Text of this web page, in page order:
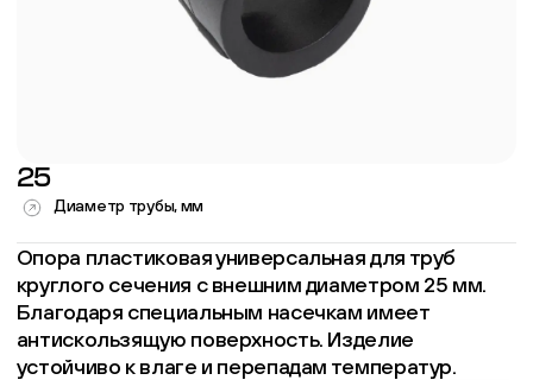
25
Диаметр трубы, мм
Опора пластиковая универсальная для труб
круглого сечения с внешним диаметром 25 мм.
Благодаря специальным насечкам имеет
антискользящую поверхность. Изделие
устойчиво к влаге и перепадам температур.